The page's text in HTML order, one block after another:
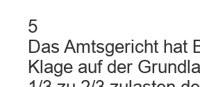
5
Das Amtsgericht hat
Klage auf der